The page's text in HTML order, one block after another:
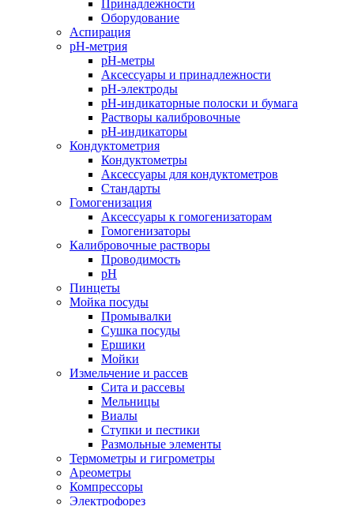
Принадлежности
Оборудование
Аспирация
pH-метрия
pH-метры
Аксессуары и принадлежности
pH-электроды
pH-индикаторные полоски и бумага
Растворы калибровочные
pH-индикаторы
Кондуктометрия
Кондуктометры
Аксессуары для кондуктометров
Стандарты
Гомогенизация
Аксессуары к гомогенизаторам
Гомогенизаторы
Калибровочные растворы
Проводимость
pH
Пинцеты
Мойка посуды
Промывалки
Сушка посуды
Ершики
Мойки
Измельчение и рассев
Сита и рассевы
Мельницы
Виалы
Ступки и пестики
Размольные элементы
Термометры и гигрометры
Ареометры
Компрессоры
Электрофорез